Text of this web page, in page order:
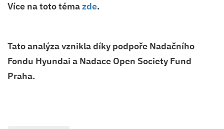
Více na toto témazde.
Tato analýza vznikla díky podpoře Nadačního
Fondu Hyundai a Nadace Open Society Fund
Praha.